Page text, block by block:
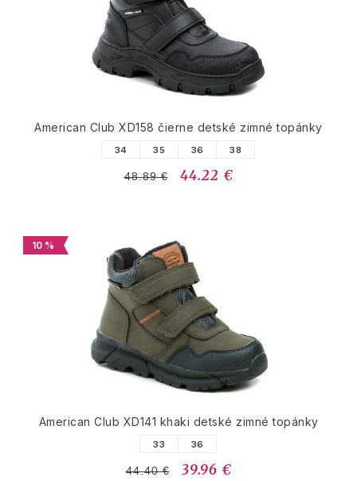
American Club XD158 čierne detské zimné topánky
34 35 36 38
48.89 € 44.22 €
10 %
American Club XD141 khaki detské zimné topánky
33 36
44.40 € 39.96 €